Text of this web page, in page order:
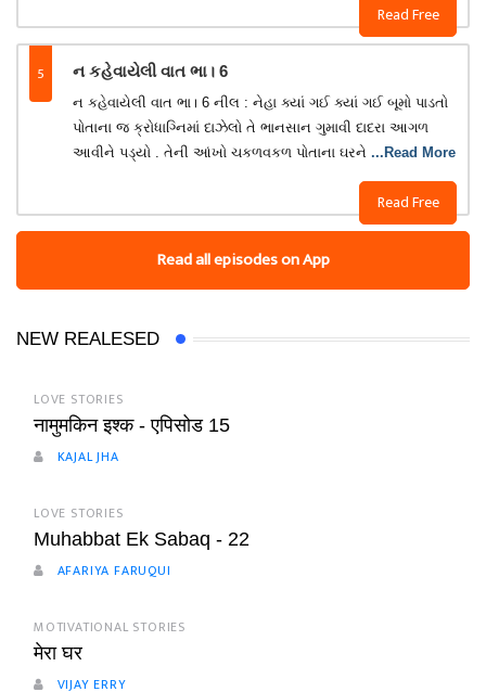
Read Free
5 ન કહેવાયેલી વાત ભા। 6
Read Free
ન કહેવાયેલી વાત ભા। 6 નીલ : નેહા ક્યાં ગઈ ક્યાં ગઈ બૂમો પાડતો
પોતાના જ ક્રોધાગ્નિમાં દાઝેલો તે ભાનસાન ગુમાવી દાદરા આગળ
આવીને પડ્યો . તેની આંખો ચકળવકળ પોતાના ઘરને ...Read More
Read all episodes on App
NEW REALESED
LOVE STORIES
नामुमकिन इश्क - एपिसोड 15
KAJAL JHA
LOVE STORIES
Muhabbat Ek Sabaq - 22
AFARIYA FARUQUI
MOTIVATIONAL STORIES
मेरा घर
VIJAY ERRY